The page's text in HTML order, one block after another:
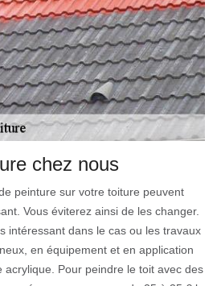
chez nous
peinture sur votre toiture peuvent
Vous éviterez ainsi de les changer.
intéressant dans le cas ou les travaux
en équipement et en application
Pour peindre le toit avec des